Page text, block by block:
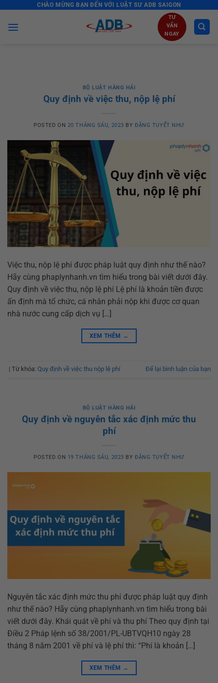
content
CHÀO MỪNG BẠN ĐẾN VỚI LUẬT SƯ ADB SAIGON
TƯ
VẤN
NGAY
BỘ LUẬT HÀNG HẢI
Quy định về việc thu, nộp lệ phí
POSTED ON 20 THÁNG SÁU, 2023 BYĐẶNG TUYẾT NHƯ
Việc thu, nộp lệ phí được pháp luật quy định như thế nào?
Hãy cùng phaplynhanh.vn tìm hiểu trong bài viết dưới đây.
Quy định về việc thu, nộp lệ phí Lệ phí là khoản tiền được
ấn định mà tổ chức, cá nhân phải nộp khi được cơ quan
nhà nước cung cấp dịch vụ […]
XEM THÊM →
| Từ khóa: Quy định về việc thu nộp lệ phí Để lại bình luận của bạn
BỘ LUẬT HÀNG HẢI
Quy định về nguyên tắc xác định mức thu
phí
POSTED ON 19 THÁNG SÁU, 2023 BYĐẶNG TUYẾT NHƯ
Nguyên tắc xác định mức thu phí được pháp luật quy định
như thế nào? Hãy cùng phaplynhanh.vn tìm hiểu trong bài
viết dưới đây. Khái quát về phí và thu phí Theo quy định tại
Điều 2 Pháp lệnh số 38/2001/PL-UBTVQH10 ngày 28
tháng 8 năm 2001 về phí và lệ phí thì: “Phí là khoản […]
XEM THÊM →